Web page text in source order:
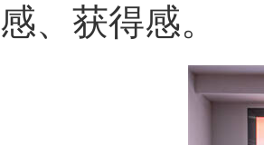
感、获得感。